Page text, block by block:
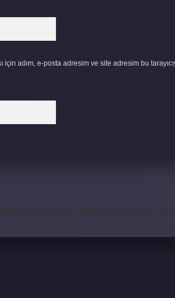
için adım, e-posta adresim ve site adresim bu